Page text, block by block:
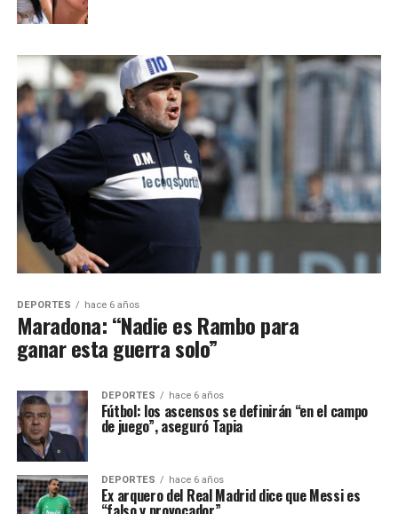
DEPORTES hace 6 años
Maradona: “Nadie es Rambo para
ganar esta guerra solo”
DEPORTES hace 6 años
Fútbol: los ascensos se definirán “en el campo
de juego”, aseguró Tapia
DEPORTES hace 6 años
Ex arquero del Real Madrid dice que Messi es